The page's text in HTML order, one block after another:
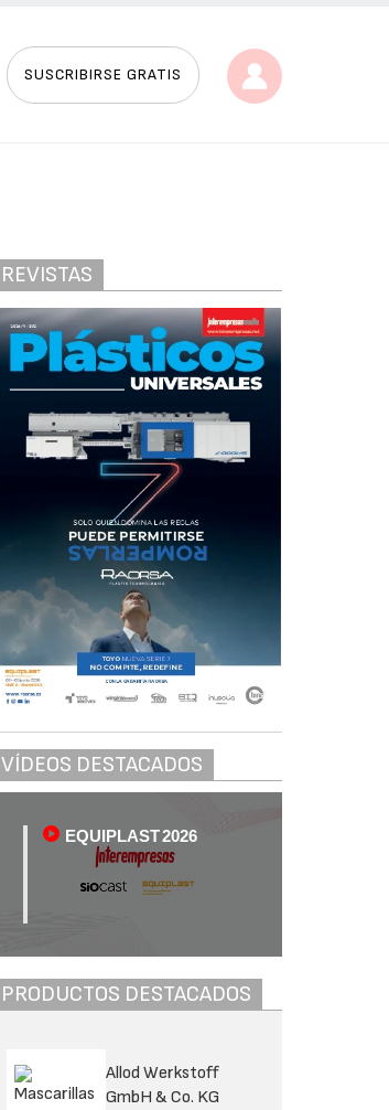
SUSCRIBIRSE GRATIS
REVISTAS
VÍDEOS DESTACADOS
EQUIPLAST 2026
PRODUCTOS DESTACADOS
Allod Werkstoff
GmbH & Co. KG